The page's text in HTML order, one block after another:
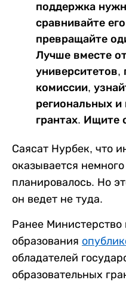
поддержка
сравнивайте
превращайте
Лучше вместе
комиссии,
региональных
грантах. Ищите
Саясат Нурбек, что
оказывается
планировалось. Но
он ведет не туда.
Ранее
образования
обладателей
образовательных